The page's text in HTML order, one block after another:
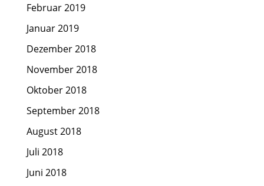
Februar 2019
Januar 2019
Dezember 2018
November 2018
Oktober 2018
September 2018
August 2018
Juli 2018
Juni 2018